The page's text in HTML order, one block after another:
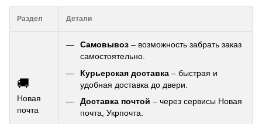
Раздел Детали
🚚
Новая
почта
Самовывоз – возможность забрать заказ
самостоятельно.
Курьерская доставка – быстрая и
удобная доставка до двери.
Доставка почтой – через сервисы Новая
почта, Укрпочта.